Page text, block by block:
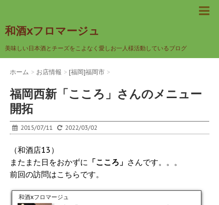
和酒xフロマージュ
美味しい日本酒とチーズをこよなく愛しお一人様活動しているブログ
ホーム > お店情報 > [福岡]福岡市 >
福岡西新「こころ」さんのメニュー
開拓
2015/07/11 2022/03/02
（和酒店13）
またまた日をおかずに 「こころ」 さんです。。。
前回の訪問はこちらです。
和酒xフロマージュ